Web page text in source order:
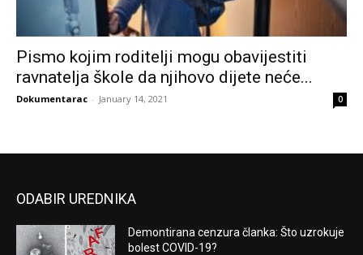
Pismo kojim roditelji mogu obavijestiti
ravnatelja škole da njihovo dijete neće...
Dokumentarac - January 14, 2021 0
ODABIR UREDNIKA
Demontirana cenzura članka: Što uzrokuje
bolest COVID-19?